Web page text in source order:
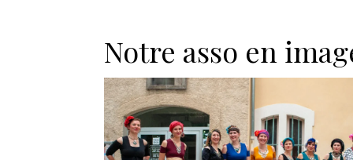
Notre asso en